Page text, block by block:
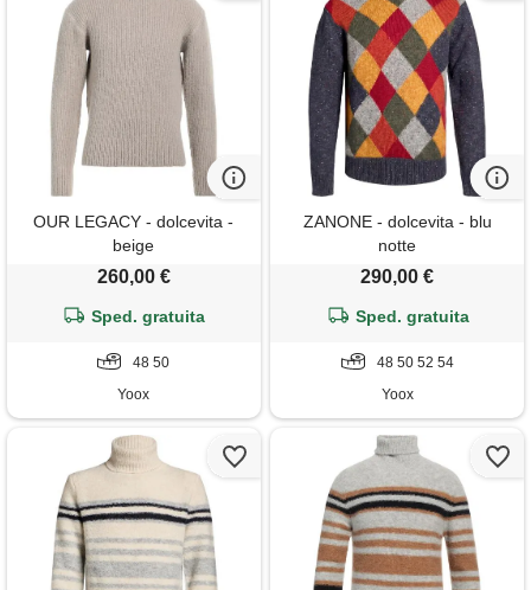
OUR LEGACY - dolcevita -
beige
260,00 €
Sped. gratuita
48 50
Yoox
ZANONE - dolcevita - blu
notte
290,00 €
Sped. gratuita
48 50 52 54
Yoox